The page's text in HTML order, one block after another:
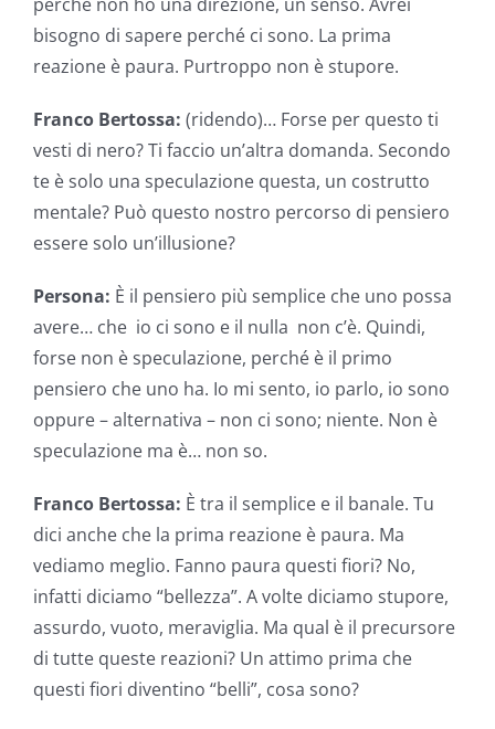
bisogno di sapere perché ci sono. La prima
reazione è paura. Purtroppo non è stupore.
Franco Bertossa: (ridendo)… Forse per questo ti
vesti di nero? Ti faccio un’altra domanda. Secondo
te è solo una speculazione questa, un costrutto
mentale? Può questo nostro percorso di pensiero
essere solo un’illusione?
Persona: È il pensiero più semplice che uno possa
avere… che io ci sono e il nulla non c’è. Quindi,
forse non è speculazione, perché è il primo
pensiero che uno ha. Io mi sento, io parlo, io sono
oppure – alternativa – non ci sono; niente. Non è
speculazione ma è… non so.
Franco Bertossa: È tra il semplice e il banale. Tu
dici anche che la prima reazione è paura. Ma
vediamo meglio. Fanno paura questi fiori? No,
infatti diciamo “bellezza”. A volte diciamo stupore,
assurdo, vuoto, meraviglia. Ma qual è il precursore
di tutte queste reazioni? Un attimo prima che
questi fiori diventino “belli”, cosa sono?